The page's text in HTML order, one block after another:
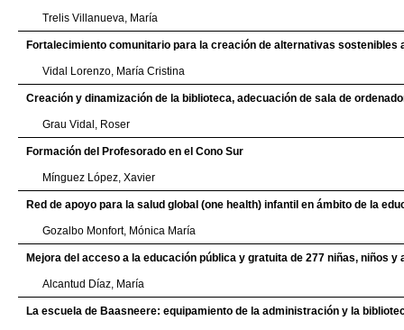
Trelis Villanueva, María
Fortalecimiento comunitario para la creación de alternativas sostenibles
Vidal Lorenzo, María Cristina
Creación y dinamización de la biblioteca, adecuación de sala de
Grau Vidal, Roser
Formación del Profesorado en el Cono Sur
Mínguez López, Xavier
Red de apoyo para la salud global (one health) infantil en ámbito de la
Gozalbo Monfort, Mónica María
Mejora del acceso a la educación pública y gratuita de 277 niñas, niños
Alcantud Díaz, María
La escuela de Baasneere: equipamiento de la administración y la